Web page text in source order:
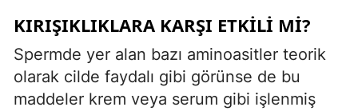
KIRIŞIKLIKLARA KARŞI ETKILI MI?
Spermde yer alan bazı aminoasitler teorik
olarak cilde faydalı gibi görünse de bu
maddeler krem veya serum gibi işlenmiş